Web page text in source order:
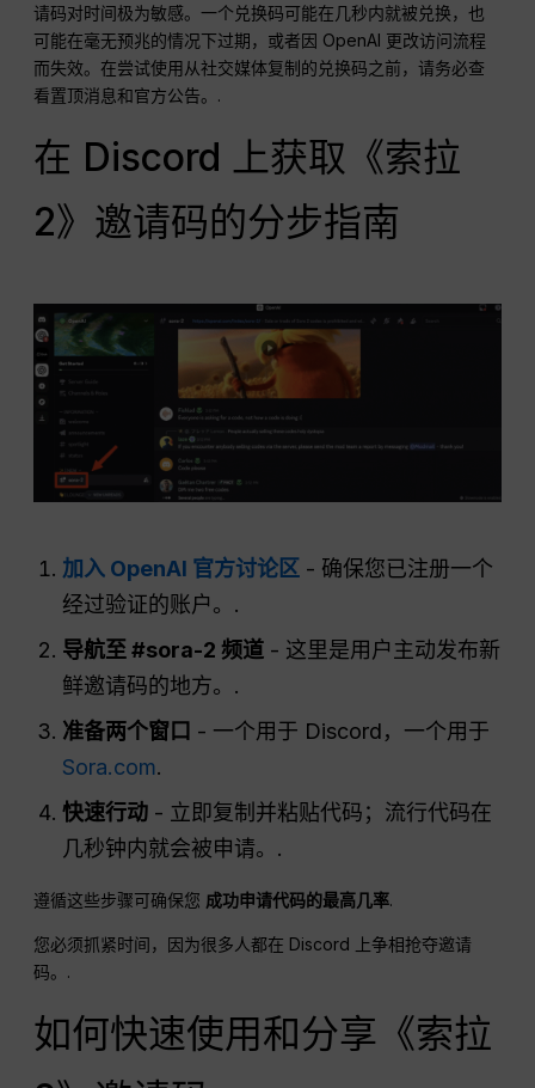
请码对时间极为敏感。一个兑换码可能在几秒内就被兑换，也
可能在毫无预兆的情况下过期，或者因 OpenAI 更改访问流程
而失效。在尝试使用从社交媒体复制的兑换码之前，请务必查
看置顶消息和官方公告。.
在 Discord 上获取《索拉
2》邀请码的分步指南
加入 OpenAI 官方讨论区 - 确保您已注册一个
经过验证的账户。.
导航至 #sora-2 频道 - 这里是用户主动发布新
鲜邀请码的地方。.
准备两个窗口 - 一个用于 Discord，一个用于
Sora.com.
快速行动 - 立即复制并粘贴代码；流行代码在
几秒钟内就会被申请。.
遵循这些步骤可确保您 成功申请代码的最高几率.
您必须抓紧时间，因为很多人都在 Discord 上争相抢夺邀请
码。.
如何快速使用和分享《索拉